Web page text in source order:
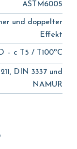
ASTM6005
und doppelter
Effekt
– c T5 / T100ºC
DIN 3337 und
NAMUR